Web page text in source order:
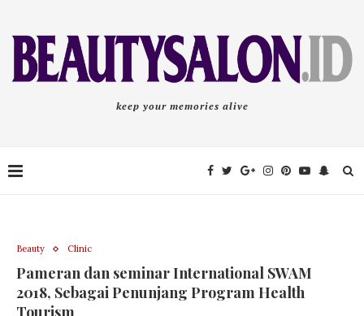
keep your memories alive
Beauty Clinic
Pameran dan seminar International SWAM
2018, Sebagai Penunjang Program Health